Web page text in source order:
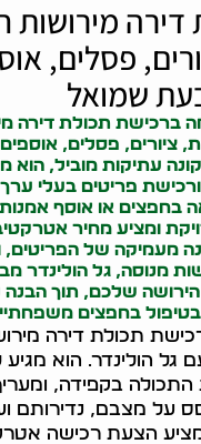
דירה מירושות
פסלים,
שמואל
ברכישת תכולת דירה
ציורים, פסלים, אוספים
קונה עתיקות מוביל, הוא
פריטים בעלי ערך
בחפצים או אוסף
ומציע מחיר
מעמיקה של
מנוסה, גל הולינדר
הירושה שלכם, תוך
בחפצים
תכולת דירה
גל הולינדר. הוא
התכולה בקפידה,
על מצבם, נדירותם
הצעת רכישה